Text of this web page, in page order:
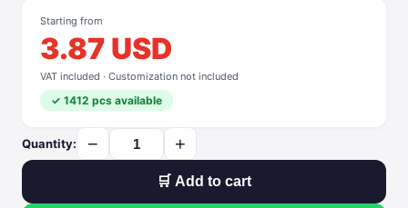
Starting from
3.87 USD
VAT included · Customization not included
✓ 1412 pcs available
Quantity: − +
🛒 Add to cart